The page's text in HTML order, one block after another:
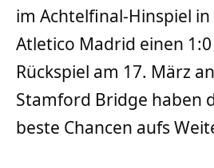
im Achtelfinal-Hinspiel
Atletico Madrid einen 1:0
Rückspiel am 17. März
Stamford Bridge haben
beste Chancen aufs